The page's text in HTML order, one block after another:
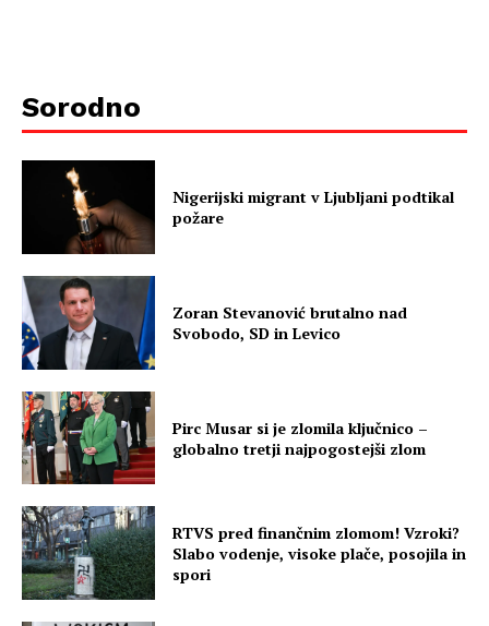
Sorodno
Nigerijski migrant v Ljubljani podtikal
požare
Zoran Stevanović brutalno nad
Svobodo, SD in Levico
Pirc Musar si je zlomila ključnico –
globalno tretji najpogostejši zlom
RTVS pred finančnim zlomom! Vzroki?
Slabo vodenje, visoke plače, posojila in
spori